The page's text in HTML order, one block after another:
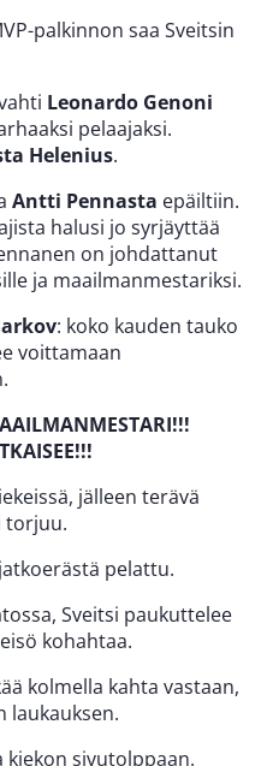
palkinnon saa Sveitsin
Leonardo Genoni
pelaajaksi.
Helenius.
Antti Pennasta epäiltiin.
halusi jo syrjäyttää
on johdattanut
ja maailmanmestariksi.
: koko kauden tauko
voittamaan
jälleen terävä
torjuu.
pelattu.
Sveitsi paukuttelee
kohahtaa.
kolmella kahta vastaan,
laukauksen.
kiekon sivutolppaan.